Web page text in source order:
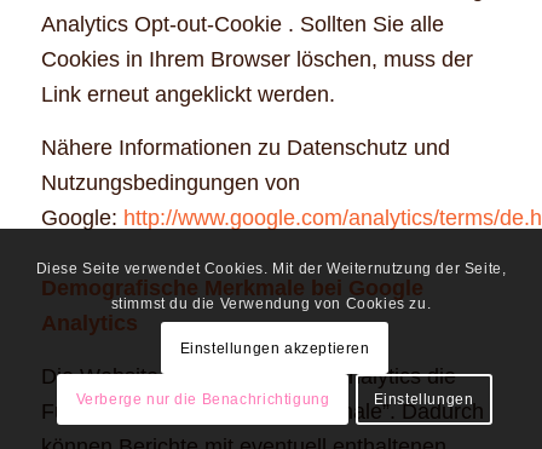
Analytics Opt-out-Cookie . Sollten Sie alle
Cookies in Ihrem Browser löschen, muss der
Link erneut angeklickt werden.
Nähere Informationen zu Datenschutz und
Nutzungsbedingungen von
Google: http://www.google.com/analytics/terms/
Demografische Merkmale bei Google
Analytics
Die Website nutzt von Google Analytics die
Funktion “demografische Merkmale”. Dadurch
Diese Seite verwendet Cookies. Mit der Weiternutzung der Seite,
stimmst du die Verwendung von Cookies zu.
Einstellungen akzeptieren
Verberge nur die Benachrichtigung Einstellungen